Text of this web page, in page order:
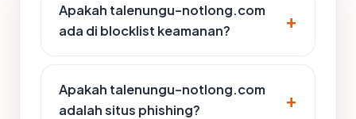
Apakah talenungu-notlong.com
ada di blocklist keamanan?
Apakah talenungu-notlong.com
adalah situs phishing?